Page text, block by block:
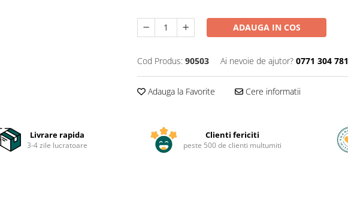
ADAUGA IN COS
Cod Produs: 90503 Ai nevoie de ajutor? 0771 304 781
Adauga la Favorite Cere informatii
Livrare rapida
3-4 zile lucratoare
Clienti fericiti
peste 500 de clienti multumiti